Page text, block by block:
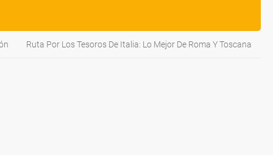
Ruta Por Los Tesoros De Italia: Lo Mejor De Roma Y Toscana